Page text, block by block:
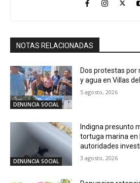
NOTAS RELACIONADAS
DENUNCIA SOCIAL
Dos protestas por
y agua en Villas del
5 agosto, 2026
DENUNCIA SOCIAL
Indigna presunto
tortuga marina en
autoridades
3 agosto, 2026